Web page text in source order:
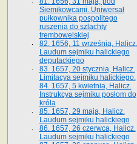
Siemikowcami. Uniwersał
pułkownika pospolitego
ruszenia do szlachty
trembowelskiej
82. 1656, 11 września, Halicz.
Laudum sejmiku halickiego
deputackiego
83. 1657, 20 stycznia, Halicz.
Limitacya sejmiku halickiego.
84. 1657, 5 kwietnia, Halicz.
Instrukcya sejmiku posłom do
króla
85. 1657, 29 maja, Halicz.
Laudum sejmiku halickiego
86. 1657, 26 czerwca, Halicz.
Laudum sejmiku halickiego